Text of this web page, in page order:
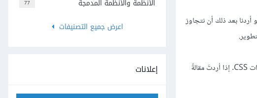
بعد ذلك أن نتجاوز
»، وستجد في تلك الصفحة جميع التفاصيل المتعلقة بمُحدِّدات CSS. إذا أردتَ مقالةً
77
الأنظمة والأنظمة المدمجة
اعرض جميع التصنيفات
إعلانات